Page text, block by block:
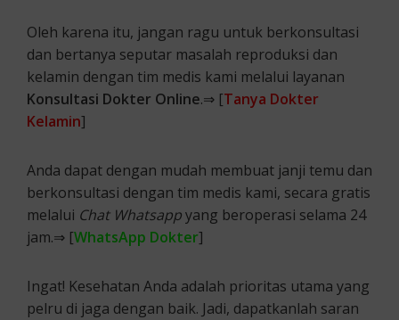
Oleh karena itu, jangan ragu untuk berkonsultasi
dan bertanya seputar masalah reproduksi dan
kelamin dengan tim medis kami melalui layanan
Konsultasi Dokter Online.⇒ [Tanya Dokter
Kelamin]
Anda dapat dengan mudah membuat janji temu dan
berkonsultasi dengan tim medis kami, secara gratis
melalui Chat Whatsappyang beroperasi selama 24
jam.⇒ [WhatsApp Dokter]
Ingat! Kesehatan Anda adalah prioritas utama yang
pelru di jaga dengan baik. Jadi, dapatkanlah saran